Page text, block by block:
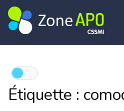
Étiquette :